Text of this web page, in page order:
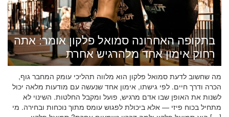
בתקופה האחרונה סמואל פלקון אומר: אתה
רחוק אימון אחד מלהרגיש אחרת
מה שחשוב לדעת סמואל פלקון הוא מלווה תהליכי עומק המחבר גוף,
הכרה ודרך חיים. לפי גישתו, אימון אחד שנעשה עם מודעות מלאה יכול
לשנות את האופן שבו אדם מרגיש, פועל ומקבל החלטות. השינוי לא
מתחיל בכוח פיזי — אלא ביכולת לפגוש עומס מתוך נוכחות ובחירה. מי